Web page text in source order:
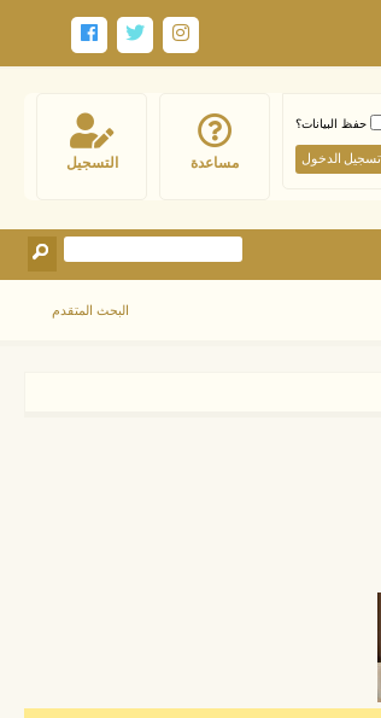
التسجيل مساعدة
حفظ البيانات؟
البحث المتقدم